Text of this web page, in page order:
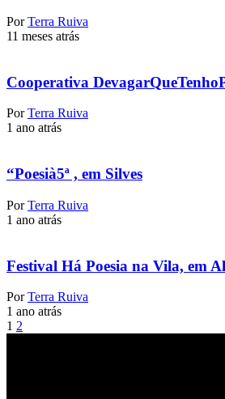
Por Terra Ruiva
11 meses atrás
Cooperativa
Por Terra Ruiva
1 ano atrás
“Poesià5ª , em Silves
Por Terra Ruiva
1 ano atrás
Festival Há Poesia na Vila, em
Por Terra Ruiva
1 ano atrás
1 2